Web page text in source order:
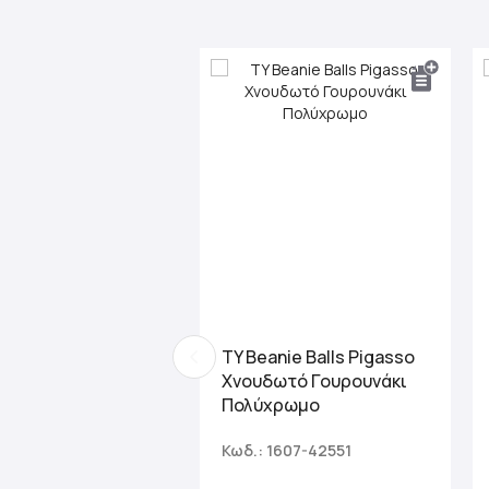
TY Beanie Balls Pigasso
Χνουδωτό Γουρουνάκι
Πολύχρωμο
Κωδ.: 1607-42551